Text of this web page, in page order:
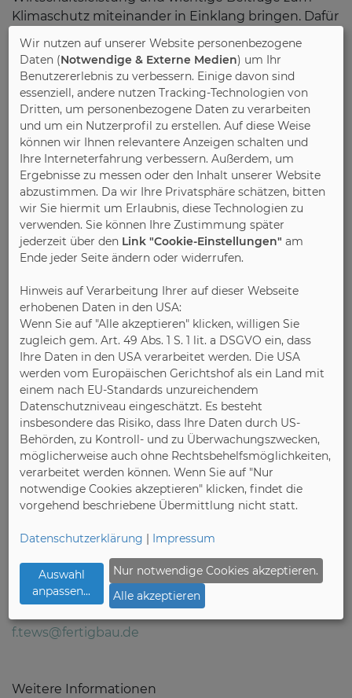
Klimaschutz miteinander in Einklang bringen. Dafür
braucht es neue Impulse im Bereich der
Mittelstandspolitik“, so Noller.
Christian Freiherr von Stetten unterstrich die
Position seiner Fraktion, dass Wohneigentum eine
wichtige Säule der Altersvorsorge für die Menschen
in Deutschland ist und lobte die
Fertighausindustrie für ihren Beitrag zur
klimaschonenden Eigentumsbildung. Zugleich
brach er eine Lanze für die freie Marktwirtschaft:
„Wir wollen Ihnen die Freiheit geben, Ihre Arbeit zu
tun, statt Ihnen immer neue Regeln aufzuerlegen.
Wir brauchen in vielen Bereichen
zu fördern, statt ihn auszubremsen“, so der
Unionspolitiker an die BDF-Unternehmen
gerichtet. BDF/FT
Bild:
Christian Freiherr von Stetten ist direkt gewählter
Abgeordneter des Wahlkreises Schwäbisch Hall –
Hohenlohe.
Fabian Tews
Bundesverband Deutscher Fertigbau e.V.
Flutgraben 2, D-53604 Bad Honnef
Tel. +49 2224 9377-13
f.tews@fertigbau.de
Weitere Informationen
Wir nutzen auf unserer Website personenbezogene
Daten (Notwendige & Externe Medien) um Ihr
Benutzererlebnis zu verbessern. Einige davon sind
essenziell, andere nutzen Tracking-Technologien von
Dritten, um personenbezogene Daten zu verarbeiten
und um ein Nutzerprofil zu erstellen. Auf diese Weise
können wir Ihnen relevantere Anzeigen schalten und
Ihre Interneterfahrung verbessern. Außerdem, um
Ergebnisse zu messen oder den Inhalt unserer Website
abzustimmen. Da wir Ihre Privatsphäre schätzen, bitten
wir Sie hiermit um Erlaubnis, diese Technologien zu
verwenden. Sie können Ihre Zustimmung später
jederzeit über den Link "Cookie-Einstellungen" am
Ende jeder Seite ändern oder widerrufen.
Hinweis auf Verarbeitung Ihrer auf dieser Webseite
erhobenen Daten in den USA:
Wenn Sie auf "Alle akzeptieren" klicken, willigen Sie
zugleich gem. Art. 49 Abs. 1 S. 1 lit. a DSGVO ein, dass
Ihre Daten in den USA verarbeitet werden. Die USA
werden vom Europäischen Gerichtshof als ein Land mit
einem nach EU-Standards unzureichendem
Datenschutzniveau eingeschätzt. Es besteht
insbesondere das Risiko, dass Ihre Daten durch US-
Behörden, zu Kontroll- und zu Überwachungszwecken,
möglicherweise auch ohne Rechtsbehelfsmöglichkeiten,
verarbeitet werden können. Wenn Sie auf "Nur
notwendige Cookies akzeptieren" klicken, findet die
vorgehend beschriebene Übermittlung nicht statt.
Datenschutzerklärung | Impressum
Auswahl
anpassen...
Nur notwendige Cookies akzeptieren.
Alle akzeptieren